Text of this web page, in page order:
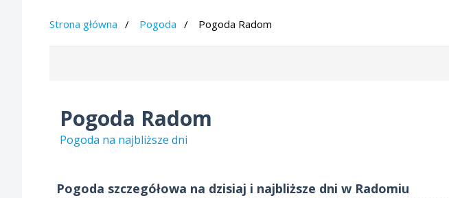
Strona główna Pogoda Pogoda Radom
Pogoda Radom
Pogoda na najbliższe dni
Pogoda szczegółowa na dzisiaj i najbliższe dni w Radomiu